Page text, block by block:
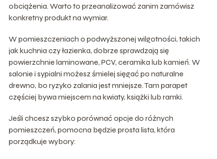
obciążenia. Warto to przeanalizować zanim zamówisz
konkretny produkt na wymiar.
W pomieszczeniach o podwyższonej wilgotności, takich
jak kuchnia czy łazienka, dobrze sprawdzają się
powierzchnie laminowane, PCV, ceramika lub kamień. W
salonie i sypialni możesz śmielej sięgać po naturalne
drewno, bo ryzyko zalania jest mniejsze. Tam parapet
częściej bywa miejscem na kwiaty, książki lub ramki.
Jeśli chcesz szybko porównać opcje do różnych
pomieszczeń, pomocna będzie prosta lista, która
porządkuje wybory: